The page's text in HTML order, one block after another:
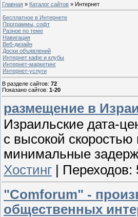
Главная » Каталог сайтов » Интернет
Бесплатное в Интернете
Программы, софт
Разное по теме
Навигация
Веб-дизайн
Доски объявлений
Интернет кафе и клубы
Интернет-маркетинг
Интернет-услуги
В разделе сайтов: 72
Показано сайтов: 1-20
размещение в
Израильские дата-
с высокой
минимальные
Хостинг
Переходов:
"Comforum" -
общественных